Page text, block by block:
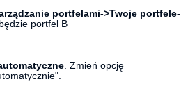
portfelami->Twoje portfele-
portfel B
. Zmień opcję